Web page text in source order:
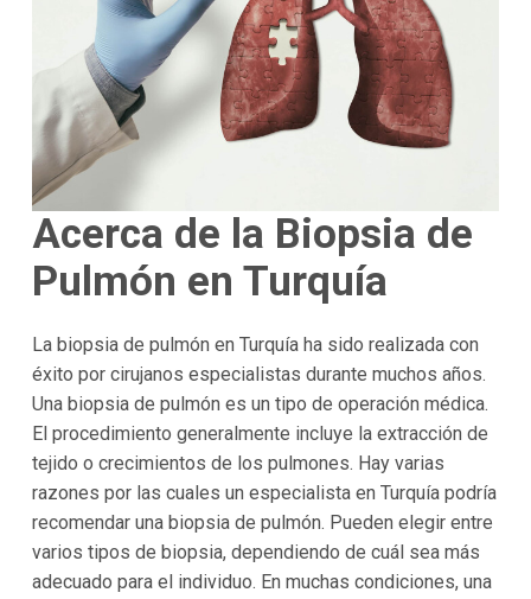
Acerca de la Biopsia de
Pulmón en Turquía
La biopsia de pulmón en Turquía ha sido realizada con
éxito por cirujanos especialistas durante muchos años.
Una biopsia de pulmón es un tipo de operación médica.
El procedimiento generalmente incluye la extracción de
tejido o crecimientos de los pulmones. Hay varias
razones por las cuales un especialista en Turquía podría
recomendar una biopsia de pulmón. Pueden elegir entre
varios tipos de biopsia, dependiendo de cuál sea más
adecuado para el individuo. En muchas condiciones, una